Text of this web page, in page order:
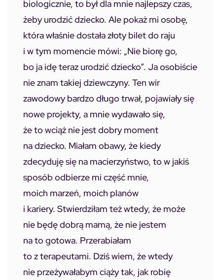
biologicznie, to był dla mnie najlepszy czas,
żeby urodzić dziecko. Ale pokaż mi osobę,
która właśnie dostała złoty bilet do raju
i w tym momencie mówi: „Nie biorę go,
bo ja idę teraz urodzić dziecko”. Ja osobiście
nie znam takiej dziewczyny. Ten wir
zawodowy bardzo długo trwał, pojawiały się
nowe projekty, a mnie wydawało się,
że to wciąż nie jest dobry moment
na dziecko. Miałam obawy, że kiedy
zdecyduję się na macierzyństwo, to w jakiś
sposób odbierze mi część mnie,
moich marzeń, moich planów
i kariery. Stwierdziłam też wtedy, że może
nie będę dobrą mamą, że nie jestem
na to gotowa. Przerabiałam
to z terapeutami. Dziś wiem, że wtedy
nie przeżywałabym ciąży tak, jak robię